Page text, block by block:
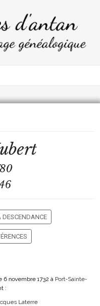
DESCENDANCE
6 novembre 1732 à Port-Sainte-
:
Laterre